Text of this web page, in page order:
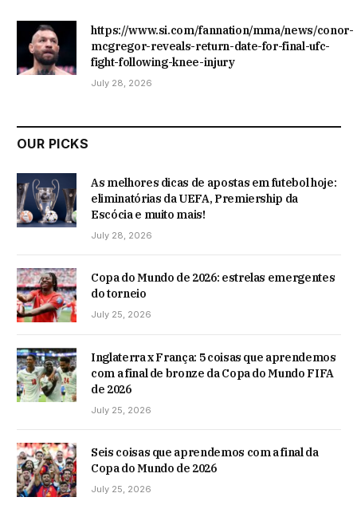
https://www.si.com/fannation/mma/news/conor-
mcgregor-reveals-return-date-for-final-ufc-
fight-following-knee-injury
July 28, 2026
OUR PICKS
As melhores dicas de apostas em futebol hoje:
eliminatórias da UEFA, Premiership da
Escócia e muito mais!
July 28, 2026
Copa do Mundo de 2026: estrelas emergentes
do torneio
July 25, 2026
Inglaterra x França: 5 coisas que aprendemos
com a final de bronze da Copa do Mundo FIFA
de 2026
July 25, 2026
Seis coisas que aprendemos com a final da
Copa do Mundo de 2026
July 25, 2026